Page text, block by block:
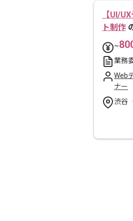
【UI/
ト制作
~
業務
Web
ナー
渋谷